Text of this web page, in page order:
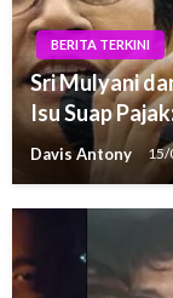
BERITA TERKINI
Sri Mulyani
Isu Suap
Davis Antony 15/